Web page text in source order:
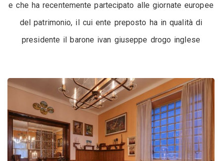
e che ha recentemente partecipato alle giornate europee
del patrimonio, il cui ente preposto ha in qualità di
presidente il barone ivan giuseppe drogo inglese